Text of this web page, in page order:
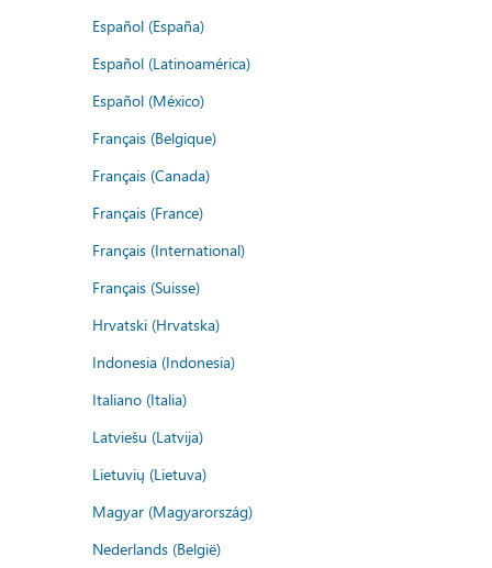
Español (España)
Español (Latinoamérica)
Español (México)
Français (Belgique)
Français (Canada)
Français (France)
Français (International)
Français (Suisse)
Hrvatski (Hrvatska)
Indonesia (Indonesia)
Italiano (Italia)
Latviešu (Latvija)
Lietuvių (Lietuva)
Magyar (Magyarország)
Nederlands (België)